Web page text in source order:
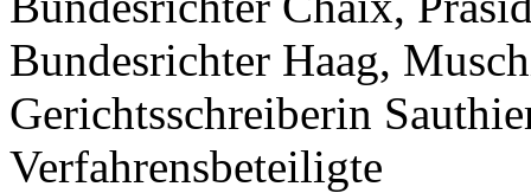
Bundesrichter Haag,
Gerichtsschreiberin
Verfahrensbeteiligte